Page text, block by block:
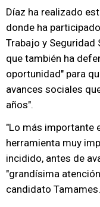
Díaz ha realizado
donde ha
Trabajo y Seguridad
que también ha
oportunidad" para
avances sociales
años".
"Lo más importante
herramienta muy
incidido, antes de
"grandísima
candidato Tamames.